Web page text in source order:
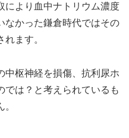
により血中ナトリウム濃度
なかった鎌倉時代ではその
ます。
中枢神経を損傷、抗利尿ホ
では？と考えられているも